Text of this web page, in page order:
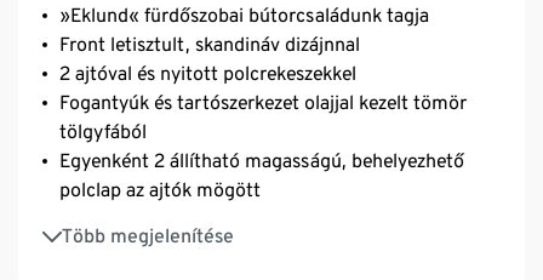
»Eklund« fürdőszobai bútorcsaládunk tagja
Front letisztult, skandináv dizájnnal
2 ajtóval és nyitott polcrekeszekkel
Fogantyúk és tartószerkezet olajjal kezelt tömör
tölgyfából
Egyenként 2 állítható magasságú, behelyezhető
polclap az ajtók mögött
Több megjelenítése
Az ajtók a soft close mechanizmusnak
köszönhetően hangtalanul csukódnak